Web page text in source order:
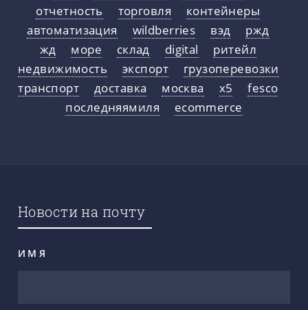
отчетность
торговля
контейнеры
автоматизация
wildberries вэд
ржд
жд
море склад digital
ритейл
недвижимость
экспорт
грузоперевозки
транспорт
доставка москва x5
fesco
последняямиля
ecommerce
Новости на почту
ИМЯ